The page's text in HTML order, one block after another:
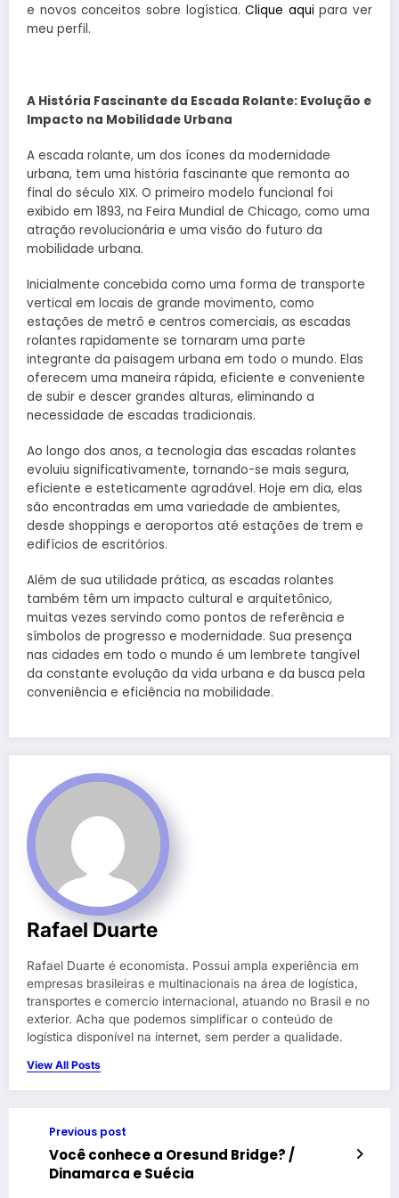
e novos conceitos sobre logística.Clique aqui para ver
meu perfil.
A História Fascinante da Escada Rolante: Evolução e
Impacto na Mobilidade Urbana
A escada rolante, um dos ícones da modernidade
urbana, tem uma história fascinante que remonta ao
final do século XIX. O primeiro modelo funcional foi
exibido em 1893, na Feira Mundial de Chicago, como uma
atração revolucionária e uma visão do futuro da
mobilidade urbana.
Inicialmente concebida como uma forma de transporte
vertical em locais de grande movimento, como
estações de metrô e centros comerciais, as escadas
rolantes rapidamente se tornaram uma parte
integrante da paisagem urbana em todo o mundo. Elas
oferecem uma maneira rápida, eficiente e conveniente
de subir e descer grandes alturas, eliminando a
necessidade de escadas tradicionais.
Ao longo dos anos, a tecnologia das escadas rolantes
evoluiu significativamente, tornando-se mais segura,
eficiente e esteticamente agradável. Hoje em dia, elas
são encontradas em uma variedade de ambientes,
desde shoppings e aeroportos até estações de trem e
edifícios de escritórios.
Além de sua utilidade prática, as escadas rolantes
também têm um impacto cultural e arquitetônico,
muitas vezes servindo como pontos de referência e
símbolos de progresso e modernidade. Sua presença
nas cidades em todo o mundo é um lembrete tangível
da constante evolução da vida urbana e da busca pela
conveniência e eficiência na mobilidade.
Rafael Duarte
Rafael Duarte é economista. Possui ampla experiência em
empresas brasileiras e multinacionais na área de logística,
transportes e comercio internacional, atuando no Brasil e no
exterior. Acha que podemos simplificar o conteúdo de
logística disponível na internet, sem perder a qualidade.
View All Posts
Previous post
Você conhece a Oresund Bridge? /
Dinamarca e Suécia